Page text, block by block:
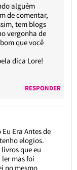
alguém
de comentar,
tem blogs
vergonha de
que você
dica Lore!
RESPONDER
Era Antes de
elogios.
que eu
mas foi
no mesmo